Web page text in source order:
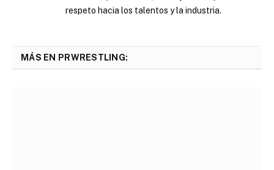
respeto hacia los talentos y la industria.
MÁS EN PRWRESTLING: